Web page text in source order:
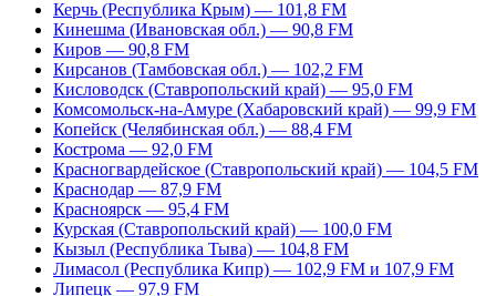
Керчь (Республика Крым) — 101,8 FM
Кинешма (Ивановская обл.) — 90,8 FM
Киров — 90,8 FM
Кирсанов (Тамбовская обл.) — 102,2 FM
Кисловодск (Ставропольский край) — 95,0 FM
Комсомольск-на-Амуре (Хабаровский край) — 99,9 FM
Копейск (Челябинская обл.) — 88,4 FM
Кострома — 92,0 FM
Красногвардейское (Ставропольский край) — 104,5 FM
Краснодар — 87,9 FM
Красноярск — 95,4 FM
Курская (Ставропольский край) — 100,0 FM
Кызыл (Республика Тыва) — 104,8 FM
Лимасол (Республика Кипр) — 102,9 FM и 107,9 FM
Липецк — 97,9 FM